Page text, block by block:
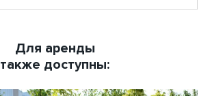
Для аренды
также доступны: